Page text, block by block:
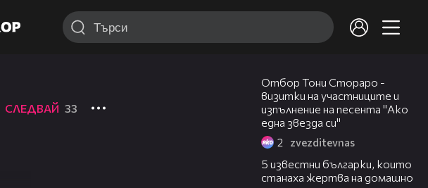
СЛЕДВАЙ 33
Отбор Тони Стораро -
визитки на участниците и
изпълнение на песента "Ако
една звезда си"
2 zvezditevnas
5 известни българки, които
станаха жертва на домашно